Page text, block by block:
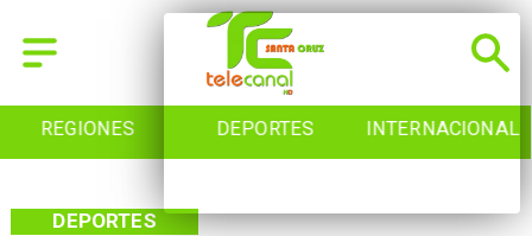
REGIONES DEPORTES INTERNACIONAL
DEPORTES